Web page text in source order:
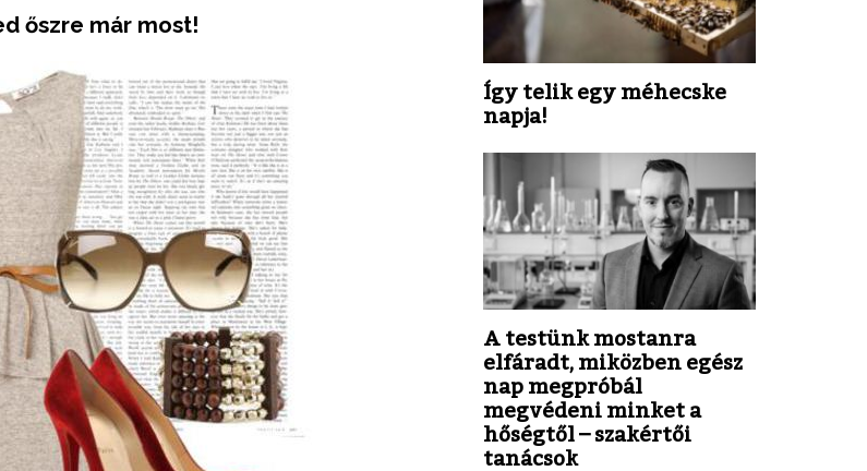
őszre már most!
Így telik egy méhecske
napja!
A testünk mostanra
elfáradt, miközben egész
nap megpróbál
megvédeni minket a
hőségtől – szakértői
tanácsok